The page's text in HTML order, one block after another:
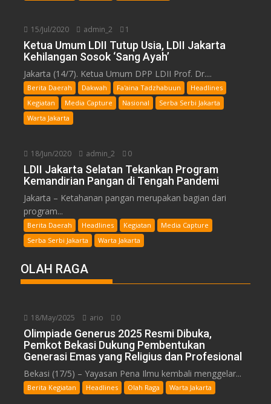
15/Jul/2020 admin_2 1
Ketua Umum LDII Tutup Usia, LDII Jakarta
Kehilangan Sosok ‘Sang Ayah’
Jakarta (14/7). Ketua Umum DPP LDII Prof. Dr....
Berita Daerah Dakwah Fa'aina Tadzhabuun
Headlines
Kegiatan
Media Capture Nasional
Serba Serbi Jakarta
Warta Jakarta
18/Jun/2020 admin_2 0
LDII Jakarta Selatan Tekankan Program
Kemandirian Pangan di Tengah Pandemi
Jakarta – Ketahanan pangan merupakan bagian dari
program...
Berita Daerah Headlines Kegiatan
Media Capture
Serba Serbi Jakarta
Warta Jakarta
OLAH RAGA
18/May/2025 ario 0
Olimpiade Generus 2025 Resmi Dibuka,
Pemkot Bekasi Dukung Pembentukan
Generasi Emas yang Religius dan Profesional
Bekasi (17/5) – Yayasan Pena Ilmu kembali menggelar...
Berita Kegiatan Headlines Olah Raga Warta Jakarta